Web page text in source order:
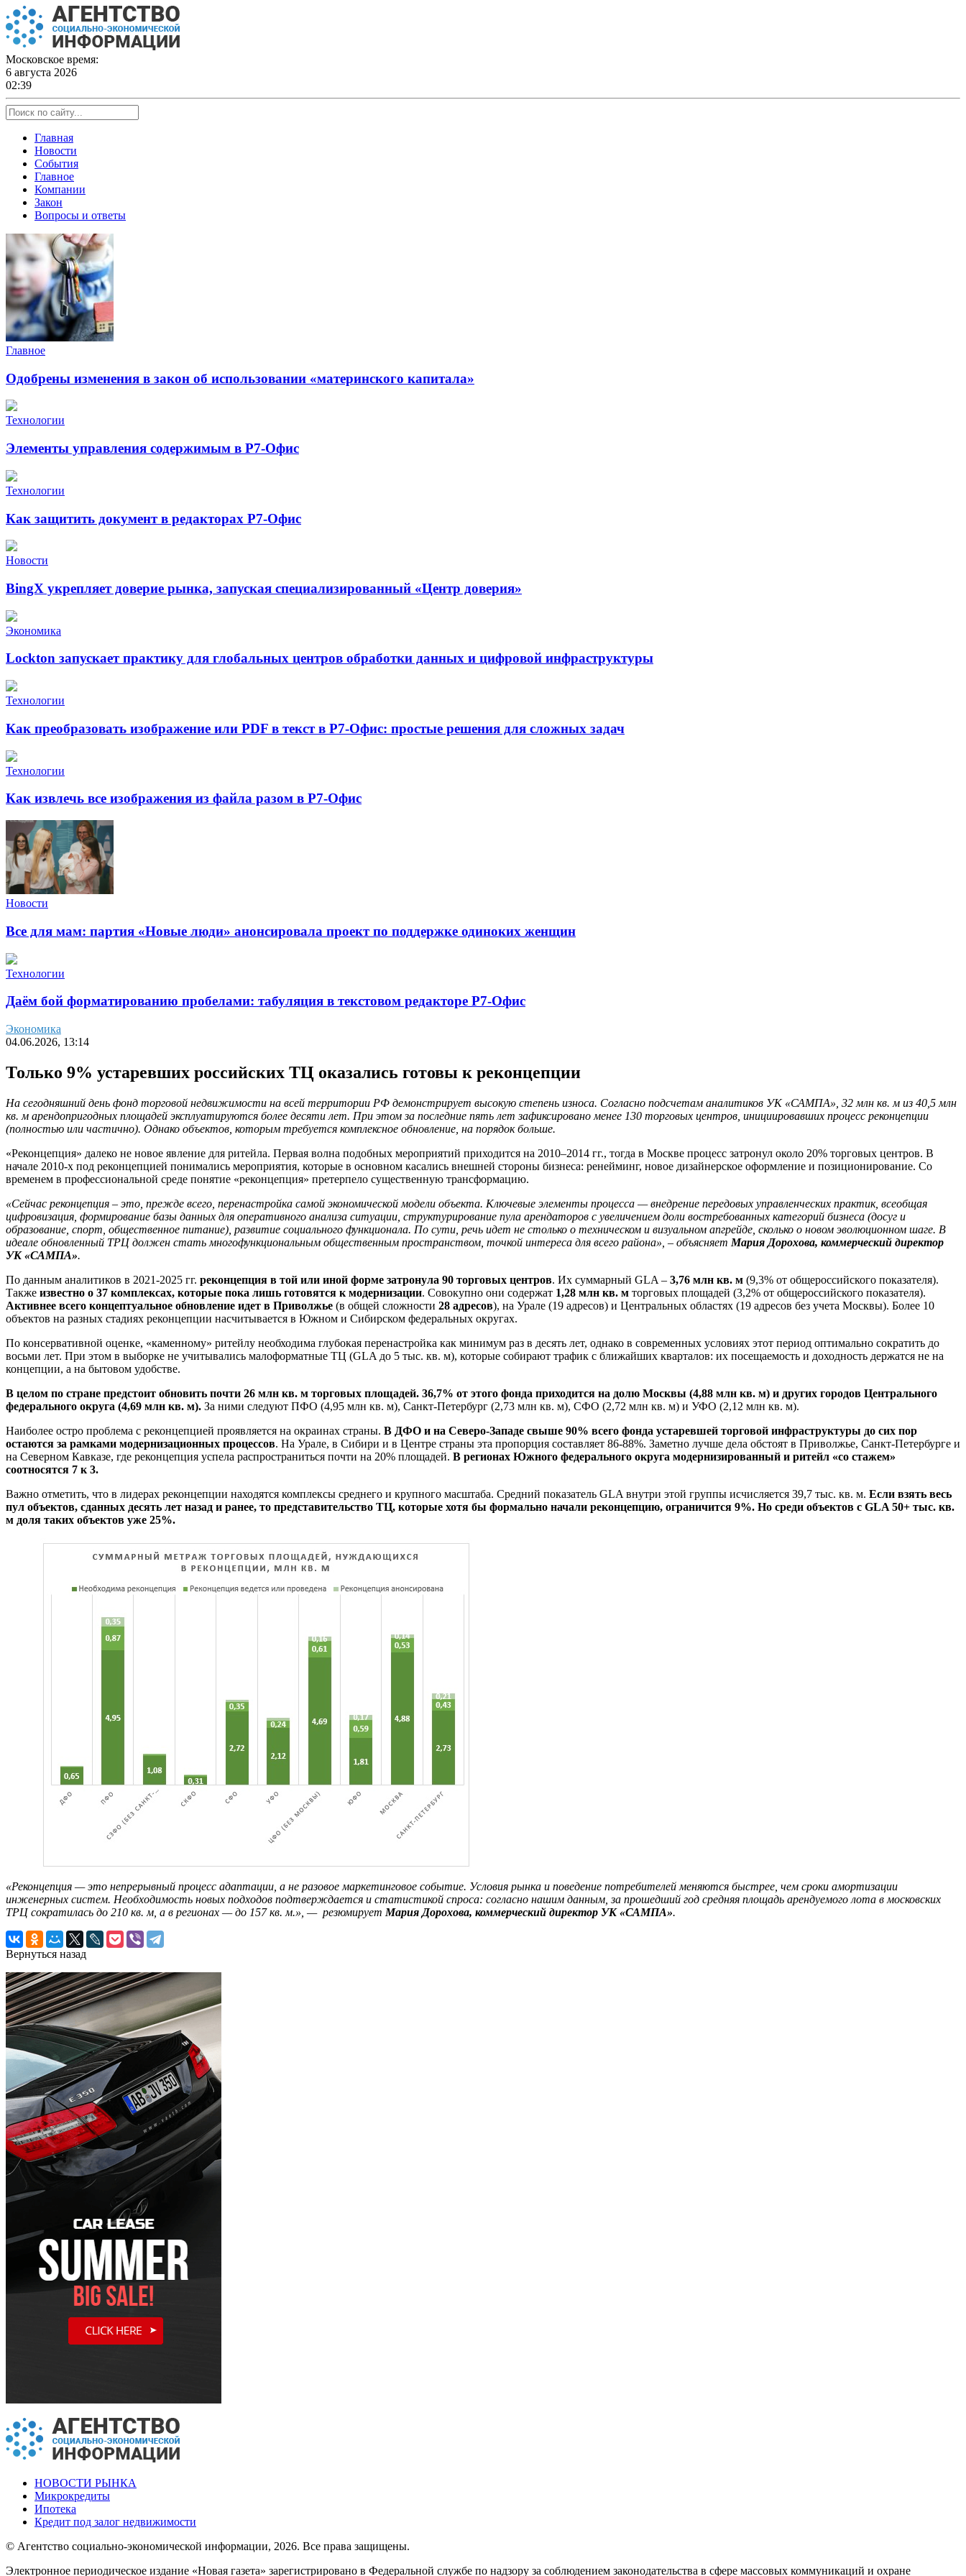
Skip
to
content
Московское время:
6 августа 2026
02:39
Главная
Новости
События
Главное
Компании
Закон
Вопросы и ответы
Главное
Одобрены изменения в закон об использовании «материнского капитала»
Технологии
Элементы управления содержимым в Р7-Офис
Технологии
Как защитить документ в редакторах Р7-Офис
Новости
BingX укрепляет доверие рынка, запуская специализированный «Центр доверия»
Экономика
Lockton запускает практику для глобальных центров обработки данных и цифровой инфраструктуры
Технологии
Как преобразовать изображение или PDF в текст в Р7-Офис: простые решения для сложных задач
Технологии
Как извлечь все изображения из файла разом в Р7-Офис
Новости
Все для мам: партия «Новые люди» анонсировала проект по поддержке одиноких женщин
Технологии
Даём бой форматированию пробелами: табуляция в текстовом редакторе Р7-Офис
Экономика
04.06.2026, 13:14
Только 9% устаревших российских ТЦ оказались готовы к реконцепции
На сегодняшний день фонд торговой недвижимости на всей территории РФ демонстрирует высокую степень износа. Согласно подсчетам аналитиков УК «САМПА», 32 млн кв. м из 40,5 млн
кв. м арендопригодных площадей эксплуатируются более десяти лет. При этом за последние пять лет зафиксировано менее 130 торговых центров, инициировавших процесс реконцепции
(полностью или частично). Однако объектов, которым требуется комплексное обновление, на порядок больше.
«Реконцепция» далеко не новое явление для ритейла. Первая волна подобных мероприятий приходится на 2010–2014 гг., тогда в Москве процесс затронул около 20% торговых центров. В
начале 2010-х под реконцепцией понимались мероприятия, которые в основном касались внешней стороны бизнеса: ренейминг, новое дизайнерское оформление и позиционирование. Со
временем в профессиональной среде понятие «реконцепция» претерпело существенную трансформацию.
«Сейчас реконцепция – это, прежде всего, перенастройка самой экономической модели объекта. Ключевые элементы процесса — внедрение передовых управленческих практик, всеобщая
цифровизация, формирование базы данных для оперативного анализа ситуации, структурирование пула арендаторов с увеличением доли востребованных категорий бизнеса (досуг и
образование, спорт, общественное питание), развитие социального функционала. По сути, речь идет не столько о техническом и визуальном апгрейде, сколько о новом эволюционном шаге. В
идеале обновленный ТРЦ должен стать многофункциональным общественным пространством, точкой интереса для всего района», – объясняет Мария Дорохова, коммерческий директор
УК «САМПА».
По данным аналитиков в 2021-2025 гг. реконцепция в той или иной форме затронула 90 торговых центров. Их суммарный GLA – 3,76 млн кв. м (9,3% от общероссийского показателя).
Также известно о 37 комплексах, которые пока лишь готовятся к модернизации. Совокупно они содержат 1,28 млн кв. м торговых площадей (3,2% от общероссийского показателя).
Активнее всего концептуальное обновление идет в Приволжье (в общей сложности 28 адресов), на Урале (19 адресов) и Центральных областях (19 адресов без учета Москвы). Более 10
объектов на разных стадиях реконцепции насчитывается в Южном и Сибирском федеральных округах.
По консервативной оценке, «каменному» ритейлу необходима глубокая перенастройка как минимум раз в десять лет, однако в современных условиях этот период оптимально сократить до
восьми лет. При этом в выборке не учитывались малоформатные ТЦ (GLA до 5 тыс. кв. м), которые собирают трафик с ближайших кварталов: их посещаемость и доходность держатся не на
концепции, а на бытовом удобстве.
В целом по стране предстоит обновить почти 26 млн кв. м торговых площадей. 36,7% от этого фонда приходится на долю Москвы (4,88 млн кв. м) и других городов Центрального
федерального округа (4,69 млн кв. м). За ними следуют ПФО (4,95 млн кв. м), Санкт-Петербург (2,73 млн кв. м), СФО (2,72 млн кв. м) и УФО (2,12 млн кв. м).
Наиболее остро проблема с реконцепцией проявляется на окраинах страны. В ДФО и на Северо-Западе свыше 90% всего фонда устаревшей торговой инфраструктуры до сих пор
остаются за рамками модернизационных процессов. На Урале, в Сибири и в Центре страны эта пропорция составляет 86-88%. Заметно лучше дела обстоят в Приволжье, Санкт-Петербурге и
на Северном Кавказе, где реконцепция успела распространиться почти на 20% площадей. В регионах Южного федерального округа модернизированный и ритейл «со стажем»
соотносятся 7 к 3.
Важно отметить, что в лидерах реконцепции находятся комплексы среднего и крупного масштаба. Средний показатель GLA внутри этой группы исчисляется 39,7 тыс. кв. м. Если взять весь
пул объектов, сданных десять лет назад и ранее, то представительство ТЦ, которые хотя бы формально начали реконцепцию, ограничится 9%. Но среди объектов с GLA 50+ тыс. кв.
м доля таких объектов уже 25%.
«Реконцепция — это непрерывный процесс адаптации, а не разовое маркетинговое событие. Условия рынка и поведение потребителей меняются быстрее, чем сроки амортизации
инженерных систем. Необходимость новых подходов подтверждается и статистикой спроса: согласно нашим данным, за прошедший год средняя площадь арендуемого лота в московских
ТРЦ сократилась до 210 кв. м, а в регионах — до 157 кв. м.», — резюмирует Мария Дорохова, коммерческий директор УК «САМПА».
Вернуться назад
НОВОСТИ РЫНКА
Микрокредиты
Ипотека
Кредит под залог недвижимости
© Агентство социально-экономической информации, 2026. Все права защищены.
Электронное периодическое издание «Новая газета» зарегистрировано в Федеральной службе по надзору за соблюдением законодательства в сфере массовых коммуникаций и охране